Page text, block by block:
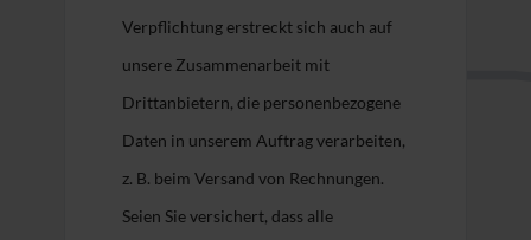
Verpflichtung erstreckt sich auch auf
unsere Zusammenarbeit mit
Drittanbietern, die personenbezogene
Daten in unserem Auftrag verarbeiten,
z. B. beim Versand von Rechnungen.
Seien Sie versichert, dass alle